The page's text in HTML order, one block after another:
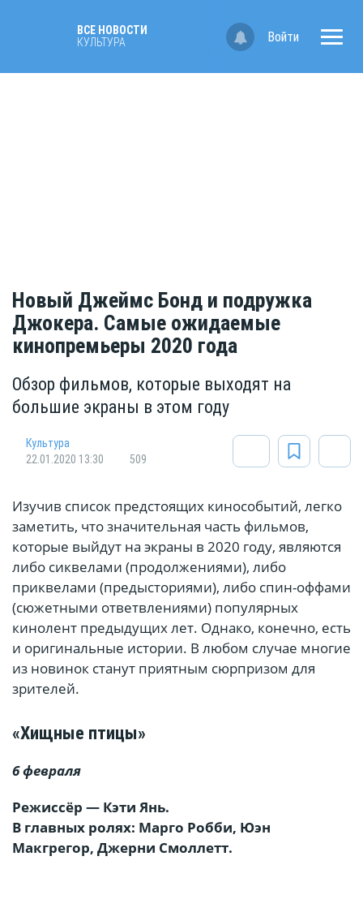
ВСЕ НОВОСТИ
КУЛЬТУРА
Войти
Новый Джеймс Бонд и подружка
Джокера. Самые ожидаемые
кинопремьеры 2020 года
Обзор фильмов, которые выходят на
большие экраны в этом году
Культура
22.01.2020 13:30
509
Изучив список предстоящих кинособытий, легко
заметить, что значительная часть фильмов,
которые выйдут на экраны в 2020 году, являются
либо сиквелами (продолжениями), либо
приквелами (предысториями), либо спин-оффами
(сюжетными ответвлениями) популярных
кинолент предыдущих лет. Однако, конечно, есть
и оригинальные истории. В любом случае многие
из новинок станут приятным сюрпризом для
зрителей.
«Хищные птицы»
6 февраля
Режиссёр — Кэти Янь.
В главных ролях: Марго Робби, Юэн
Макгрегор, Джерни Смоллетт.